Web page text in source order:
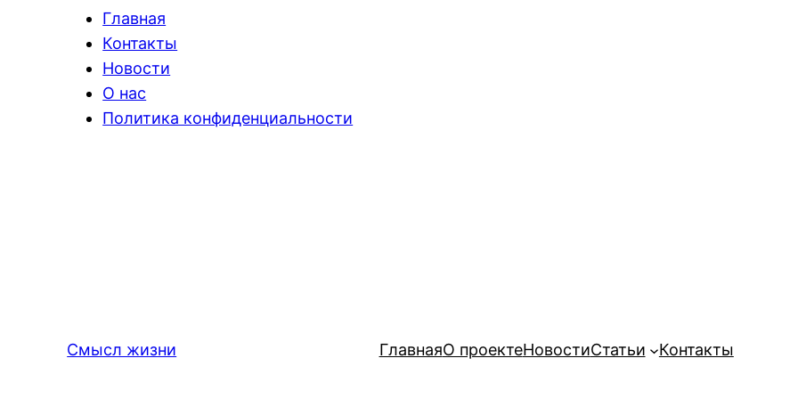
Главная
Контакты
Новости
О нас
Политика конфиденциальности
Смысл жизни ГлавнаяО проектеНовостиСтатьи Контакты